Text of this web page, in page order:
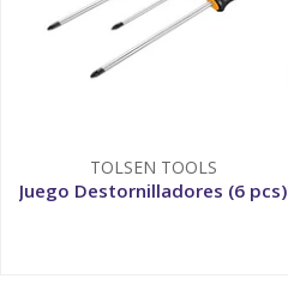
TOLSEN TOOLS
Juego Destornilladores (6 pcs)